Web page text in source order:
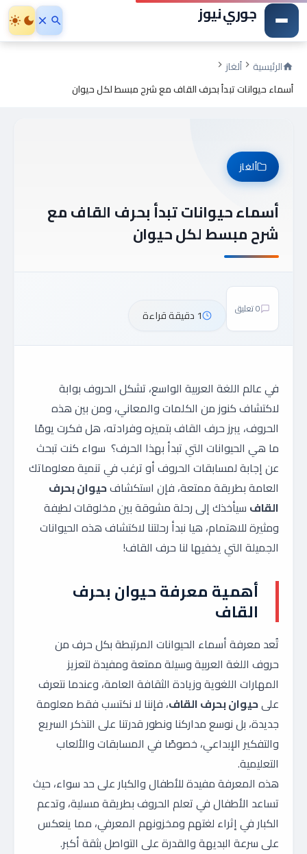
جوري نيوز
الرئيسية
ألغاز
أسماء حيوانات تبدأ بحرف القاف مع شرح مبسط لكل حيوان
ألغاز
أسماء حيوانات تبدأ بحرف القاف مع
شرح مبسط لكل حيوان
0 تعليق 1 دقيقة قراءة
في عالم اللغة العربية الواسع، تشكل الحروف بوابة
لاكتشاف كنوز من الكلمات والمعاني، ومن بين هذه
الحروف، يبرز حرف القاف بتميزه وفرادته، هل فكرت يومًا
ما هي الحيوانات التي تبدأ بهذا الحرف؟ سواء كنت تبحث
عن إجابة لمسابقات الحروف أو ترغب في تنمية معلوماتك
العامة بطريقة ممتعة، فإن استكشافحيوان بحرف
القاف سيأخذك إلى رحلة مشوقة بين مخلوقات لطيفة
ومثيرة للاهتمام، هيا نبدأ رحلتنا لاكتشاف هذه الحيوانات
الجميلة التي يخفيها لنا حرف القاف!
أهمية معرفة حيوان بحرف
القاف
تُعد معرفة أسماء الحيوانات المرتبطة بكل حرف من
حروف اللغة العربية وسيلة ممتعة ومفيدة لتعزيز
المهارات اللغوية وزيادة الثقافة العامة، وعندما نتعرف
علىحيوان بحرف القاف، فإننا لا نكتسب فقط معلومة
جديدة، بل نوسع مداركنا ونطور قدرتنا على التذكر السريع
والتفكير الإبداعي، خصوصًا في المسابقات والألعاب
التعليمية.
هذه المعرفة مفيدة للأطفال والكبار على حد سواء، حيث
تساعد الأطفال في تعلم الحروف بطريقة مسلية، وتدعم
الكبار في إثراء لغتهم ومخزونهم المعرفي، مما ينعكس
على سرعة البديهة والقدرة على التواصل بثقة أكبر.